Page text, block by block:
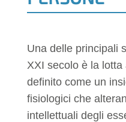
k
Una delle principali
XXI secolo è la lotta
definito come un
fisiologici che
intellettuali degli